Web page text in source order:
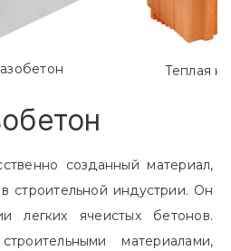
Теплая
созданный материал,
строительной индустрии. Он
легких ячеистых бетонов.
материалами,